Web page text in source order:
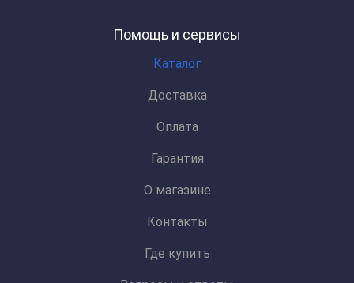
Помощь и сервисы
Каталог
Доставка
Оплата
Гарантия
О магазине
Контакты
Где купить